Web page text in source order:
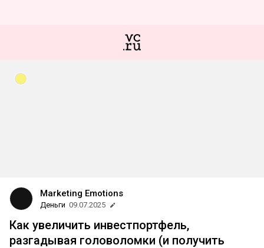
Marketing Emotions
Деньги 09.07.2025
Как увеличить инвестпортфель,
разгадывая головоломки (и получить